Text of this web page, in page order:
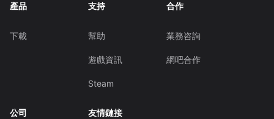
產品
下載
支持
幫助
遊戲資訊
Steam
合作
業務咨詢
網吧合作
公司 友情鏈接